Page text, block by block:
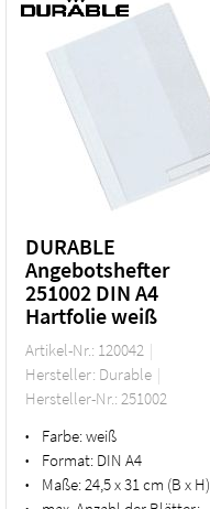
DURABLE
Angebotshefter
251002 DIN A4
Hartfolie weiß
Artikel-Nr.: 120042
Hersteller: Durable
Hersteller-Nr.: 251002
• Farbe:weiß
• Format: DIN A4
• Maße:24,5 x 31 cm (B x H)